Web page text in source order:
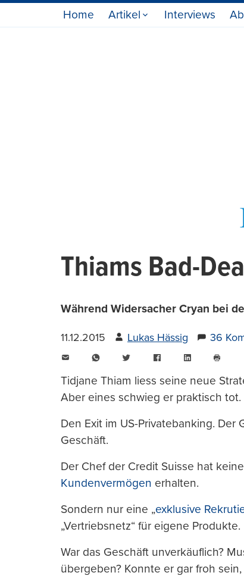
Home Artikel Interviews
Thiams Bad-
Während Widersacher Cryan bei
11.12.2015 Lukas Hässig 36
WhatsAppTwitter FacebookLinkedIn
drucken
Tidjane Thiam liess seine neue
Aber eines schwieg er praktisch tot.
Den Exit im US-Privatebanking.
Geschäft.
Der Chef der Credit Suisse hat
Kundenvermögen erhalten.
Sondern nur eine „exklusive
„Vertriebsnetz“ für eigene Produkte.
War das Geschäft unverkäuflich?
übergeben? Konnte er gar froh